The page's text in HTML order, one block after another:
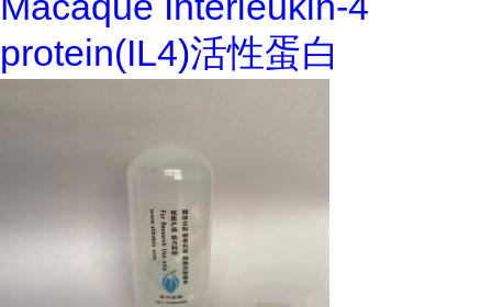
protein(IL4)活性蛋白